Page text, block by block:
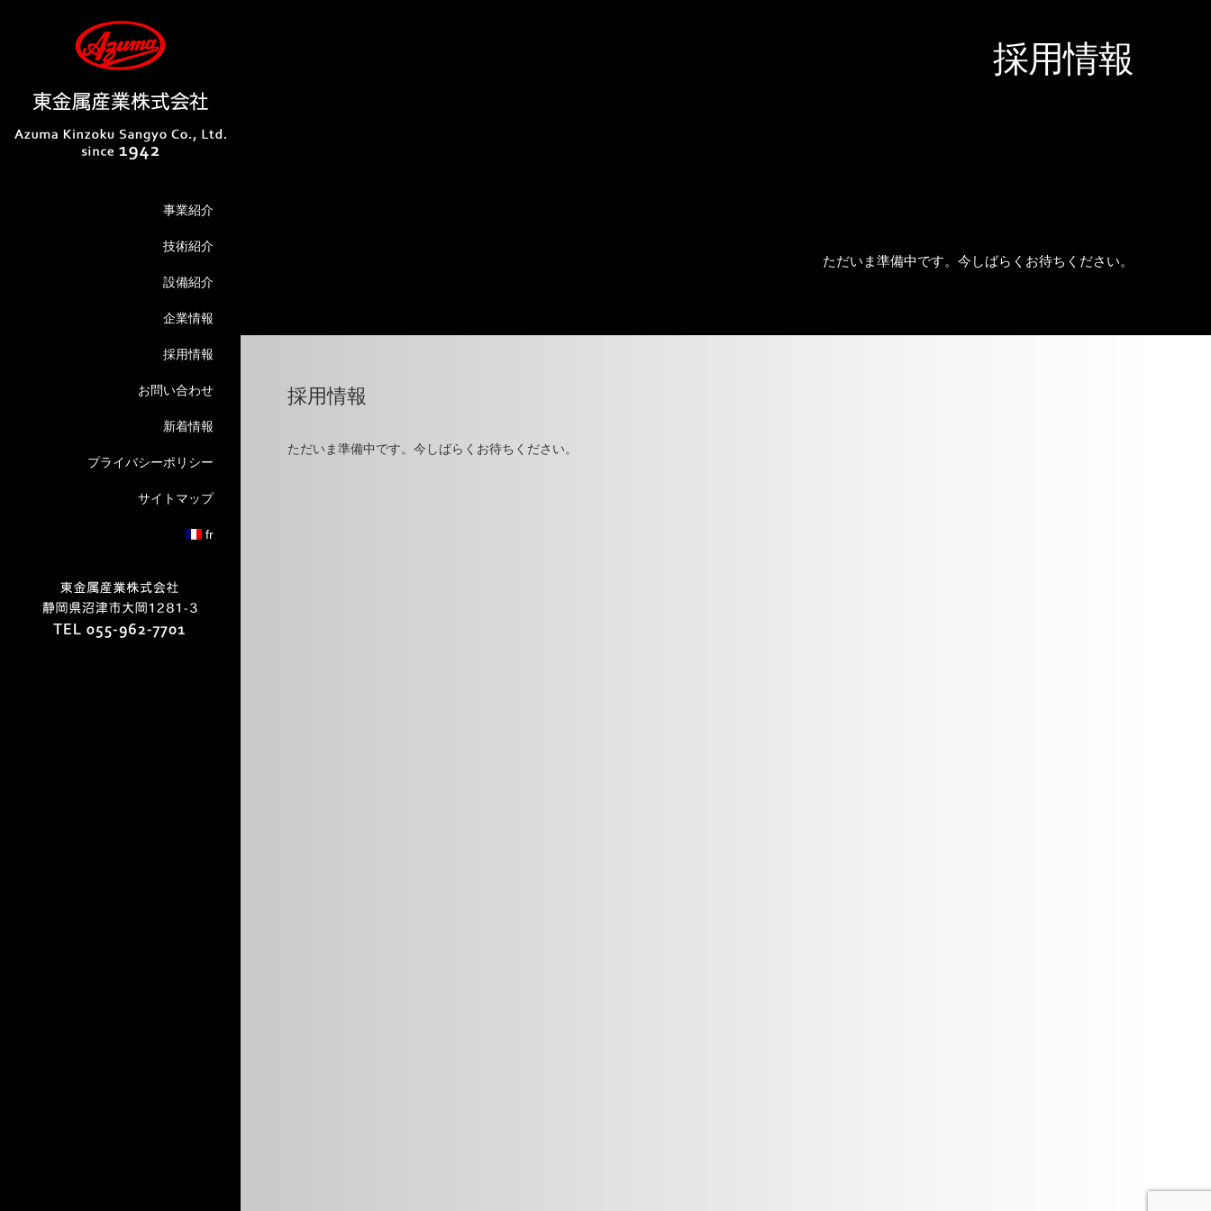
事業紹介
技術紹介
設備紹介
企業情報
採用情報
お問い合わせ
新着情報
プライバシーポリシー
サイトマップ
fr
採用情報
ただいま準備中です。今しばらくお待ちください。
採用情報
ただいま準備中です。今しばらくお待ちください。